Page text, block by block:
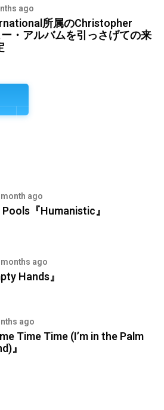
ago
所属のChristopher
・アルバムを引っさげての来
ago
『Humanistic』
ago
Hands』
ago
Time Time (I’m in the Palm
』